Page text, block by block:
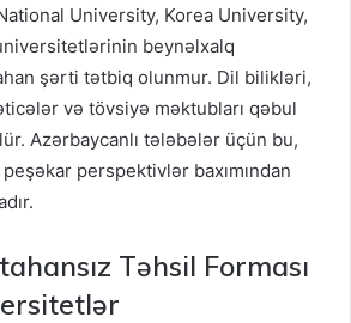
University, Korea University,
beynəlxalq
şərti tətbiq olunmur. Dil bilikləri,
və tövsiyə məktubları qəbul
Azərbaycanlı tələbələr üçün bu,
perspektivlər baxımından
Təhsil Forması